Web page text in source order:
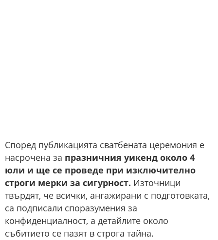
Според публикацията сватбената церемония е
насрочена за празничния уикенд около 4
юли и ще се проведе при изключително
строги мерки за сигурност. Източници
твърдят, че всички, ангажирани с подготовката,
са подписали споразумения за
конфиденциалност, а детайлите около
събитието се пазят в строга тайна.